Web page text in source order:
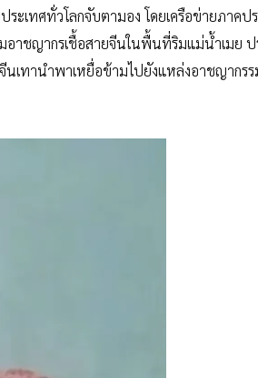
เทศทั่วโลกจับตามอง โดยเครือข่ายภาคป
อาชญากรเชื้อสายจีนในพื้นที่ริมแม่น้ำเมย ป
เทานำพาเหยื่อข้ามไปยังแหล่งอาชญากรร